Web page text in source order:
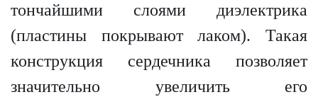
тончайшими слоями диэлектрика
(пластины покрывают лаком). Такая
конструкция сердечника позволяет
значительно увеличить его